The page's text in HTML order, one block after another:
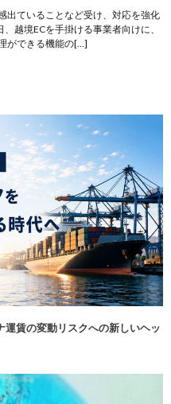
出ていることなど受け、対応を強化
越境ECを手掛ける事業者向けに、
ができる機能の[…]
賃の変動リスクへの新しいヘッ